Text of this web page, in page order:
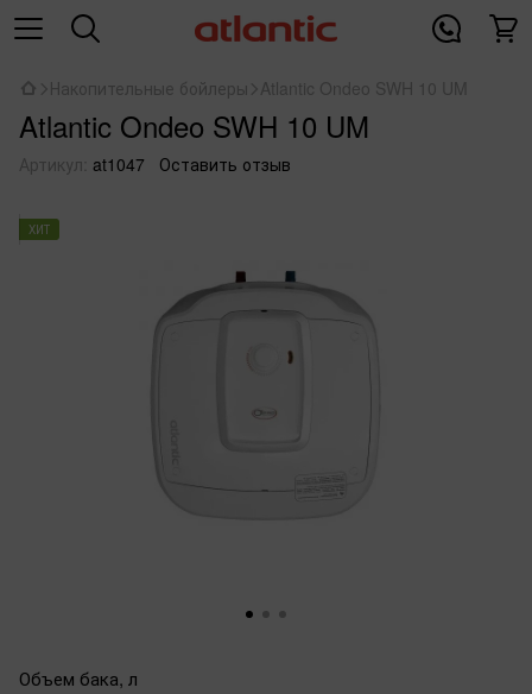
Накопительные бойлеры Atlantic Ondeo SWH 10 UM
Atlantic Ondeo SWH 10 UM
Артикул: at1047 Оставить отзыв
ХИТ
Объем бака, л